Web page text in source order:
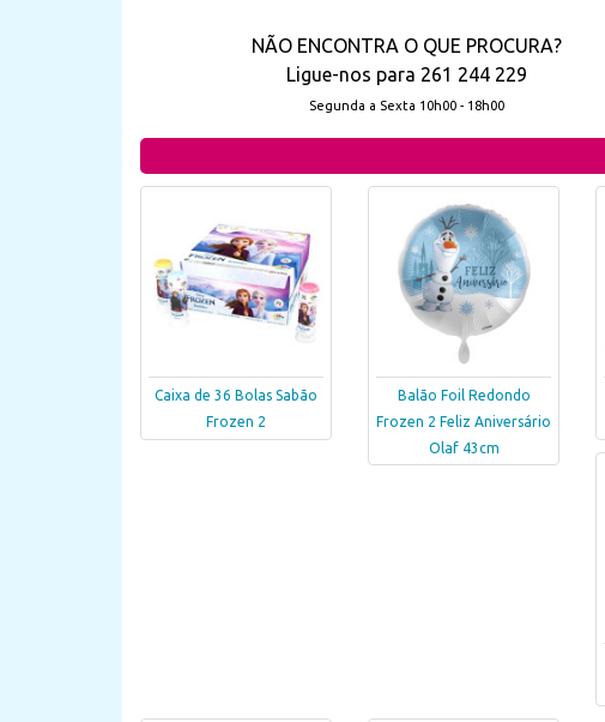
NÃO ENCONTRA O QUE PROCURA?
Ligue-nos para 261 244 229
Segunda a Sexta 10h00 - 18h00
Caixa de 36 Bolas Sabão
Frozen 2
Balão Foil Redondo
Frozen 2 Feliz Aniversário
Olaf 43cm